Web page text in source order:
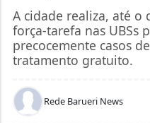
A cidade realiza, até o
força-tarefa nas UBSs
precocemente casos
tratamento gratuito.
Rede Barueri News